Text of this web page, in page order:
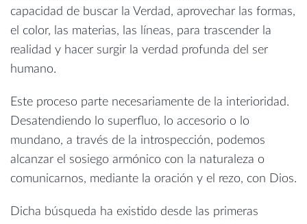
capacidad de buscar la Verdad, aprovechar las formas,
el color, las materias, las líneas, para trascender la
realidad y hacer surgir la verdad profunda del ser
humano.
Este proceso parte necesariamente de la interioridad.
Desatendiendo lo superfluo, lo accesorio o lo
mundano, a través de la introspección, podemos
alcanzar el sosiego armónico con la naturaleza o
comunicarnos, mediante la oración y el rezo, con Dios.
Dicha búsqueda ha existido desde las primeras